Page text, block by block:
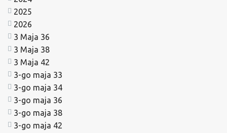
2025
2026
3 Maja 36
3 Maja 38
3 Maja 42
3-go maja 33
3-go maja 34
3-go maja 36
3-go maja 38
3-go maja 42